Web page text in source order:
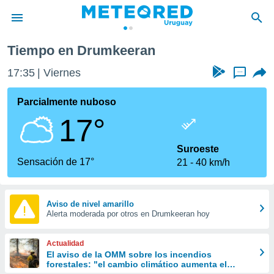
de
ha
que se
calidad.
a este
las
y
forma
digital
basada
Tiempo en Drumkeeran
17:36 Viernes ...
Parcialmente nuboso
17°
Sensación de 17°
Suroeste
21
40 km/h
Aviso de nivel amarillo
Alerta moderada por otros en Drumkeeran hoy
Actualidad
El aviso de la OMM sobre los incendios
forestales: "el cambio climático aumenta el